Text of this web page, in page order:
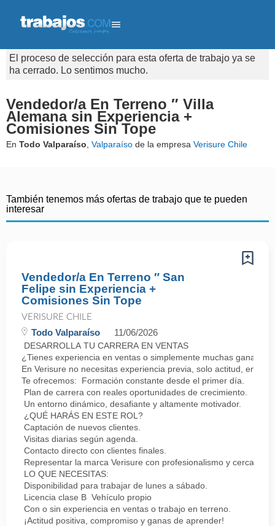
El proceso de selección para esta oferta de trabajo ya se
ha cerrado. Lo sentimos mucho.
Vendedor/a En Terreno ″ Villa
Alemana sin Experiencia +
Comisiones Sin Tope
En Todo Valparaíso Valparaíso de la empresa Verisure Chile
También tenemos más ofertas de trabajo que te pueden
interesar
Vendedor/a En Terreno ″ San
Felipe sin Experiencia +
Comisiones Sin Tope
VERISURE CHILE
Todo Valparaíso 11/06/2026
DESARROLLA TU CARRERA EN VENTAS
¿Tienes experiencia en ventas o simplemente muchas ganas
En Verisure no necesitas experiencia previa, solo actitud,
Te ofrecemos: Formación constante desde el primer día.
Plan de carrera con reales oportunidades de crecimiento.
Un entorno dinámico, desafiante y altamente motivador.
¿QUÉ HARÁS EN ESTE ROL?
Captación de nuevos clientes.
Visitas diarias según agenda.
Contacto directo con clientes finales.
Representar la marca Verisure con profesionalismo y cercanía.
LO QUE NECESITAS:
Disponibilidad para trabajar de lunes a sábado.
Licencia clase B Vehículo propio
Con o sin experiencia en ventas o trabajo en terreno.
¡Actitud positiva, compromiso y ganas de aprender!